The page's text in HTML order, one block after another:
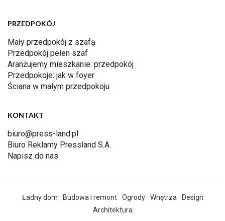
PRZEDPOKÓJ
Mały przedpokój z szafą
Przedpokój pełen szaf
Aranżujemy mieszkanie: przedpokój
Przedpokoje: jak w foyer
Ściana w małym przedpokoju
KONTAKT
biuro@press-land.pl
Biuro Reklamy Pressland S.A.
Napisz do nas
Ładny dom Budowa i remont Ogrody Wnętrza
Design
Architektura